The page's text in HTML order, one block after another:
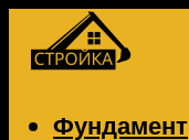
Фундамент